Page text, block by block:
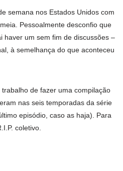
semana nos Estados Unidos com
Pessoalmente desconfio que
haver um sem fim de discussões –
à semelhança do que aconteceu
de fazer uma compilação
nas seis temporadas da série
episódio, caso as haja). Para
coletivo.